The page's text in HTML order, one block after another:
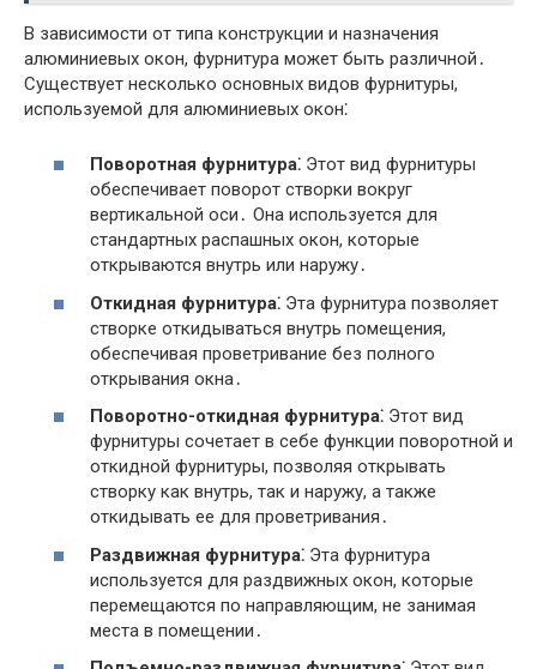
В зависимости от типа конструкции и назначения
алюминиевых окон, фурнитура может быть различной․
Существует несколько основных видов фурнитуры,
используемой для алюминиевых окон⁚
Поворотная фурнитура⁚ Этот вид фурнитуры
обеспечивает поворот створки вокруг
вертикальной оси․ Она используется для
стандартных распашных окон, которые
открываются внутрь или наружу․
Откидная фурнитура⁚ Эта фурнитура позволяет
створке откидываться внутрь помещения,
обеспечивая проветривание без полного
открывания окна․
Поворотно-откидная фурнитура⁚ Этот вид
фурнитуры сочетает в себе функции поворотной и
откидной фурнитуры, позволяя открывать
створку как внутрь, так и наружу, а также
откидывать ее для проветривания․
Раздвижная фурнитура⁚ Эта фурнитура
используется для раздвижных окон, которые
перемещаются по направляющим, не занимая
места в помещении․